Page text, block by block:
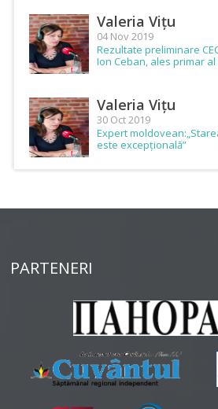
Valeria Vițu
04 Nov 2019
Rezultate preliminare
Ion Ceban, ales primar al
Valeria Vițu
30 Oct 2019
Expert
este excepțională”
PARTENERI